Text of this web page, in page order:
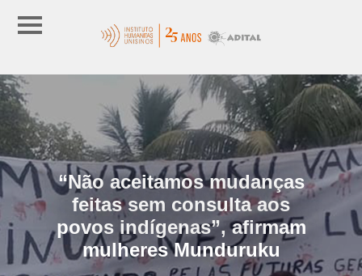
“Não aceitamos mudanças
feitas sem consulta aos
povos indígenas”, afirmam
mulheres Munduruku